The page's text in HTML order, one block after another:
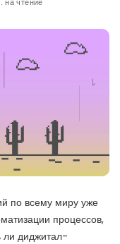
на чтение
по всему миру уже
процессов,
ли диджитал-